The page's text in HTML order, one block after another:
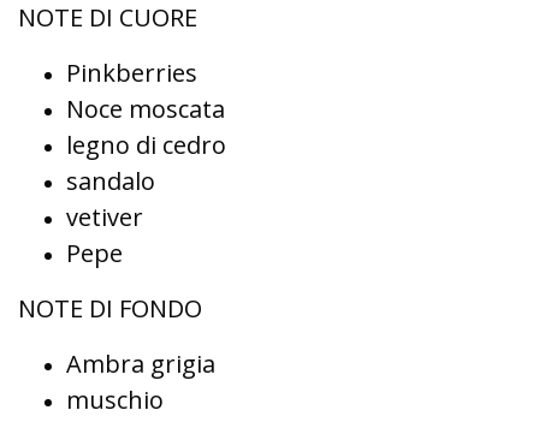
NOTE DI CUORE
Pinkberries
Noce moscata
legno di cedro
sandalo
vetiver
Pepe
NOTE DI FONDO
Ambra grigia
muschio